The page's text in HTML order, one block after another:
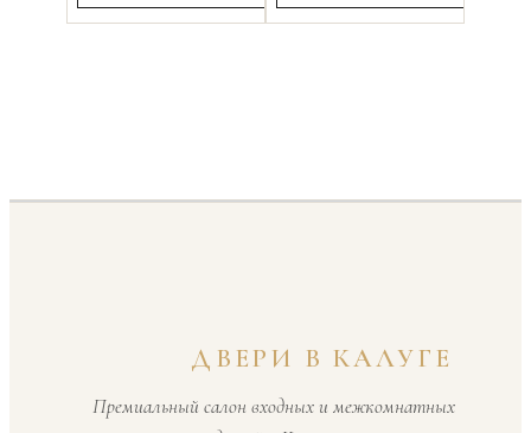
ДВЕРИ В КАЛУГЕ
Премиальный салон входных и межкомнатных